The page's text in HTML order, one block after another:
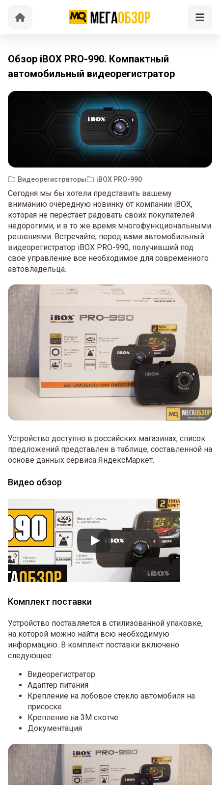
Обзор iBOX PRO-990. Компактный
автомобильный видеорегистратор
Видеорегистраторы iBOX PRO-990
Сегодня мы бы хотели представить вашему
вниманию очередную новинку от компании iBOX,
которая не перестает радовать своих покупателей
недорогими, и в то же время многофункциональными
решениями. Встречайте, перед вами автомобильный
видеорегистратор iBOX PRO-990, получивший под
свое управление все необходимое для современного
автовладельца.
Устройство доступно в российских магазинах, список
предложений представлен в таблице, составленной на
основе данных сервиса ЯндексМаркет.
Видео обзор
Комплект поставки
Устройство поставляется в стилизованной упаковке,
на которой можно найти всю необходимую
информацию. В комплект поставки включено
следующее:
Видеорегистратор
Адаптер питания
Крепление на лобовое стекло автомобиля на
присоске
Крепление на 3М скотче
Документация